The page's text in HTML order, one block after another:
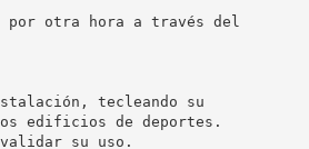
por otra hora a través del
tecleando su
edificios de deportes.
validar su uso.